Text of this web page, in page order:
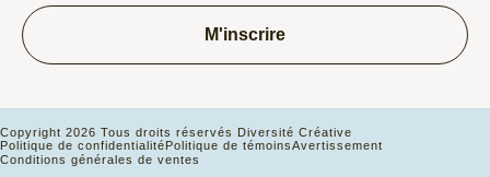
M'inscrire
Copyright 2026 Tous droits réservés Diversité Créative
Politique de confidentialitéPolitique de témoinsAvertissement
Conditions générales de ventes